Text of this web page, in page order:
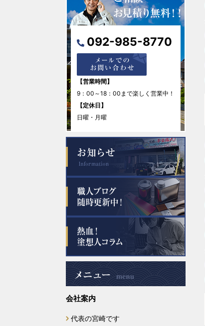
2026年3月
2026年1月
2025年12月
2025年11月
2025年9月
2025年8月
2025年7月
2025年5月
2025年4月
2025年3月
2025年2月
092-985-8770
【営業時間】
9：00～18：00まで楽しく営業中！
【定休日】
日曜・月曜
会社案内
代表の宮崎です